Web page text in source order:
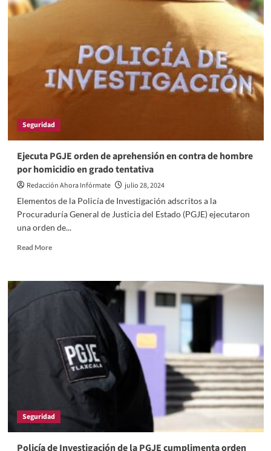
proceso
solo
fue
Seguridad
Ejecuta PGJE orden de aprehensión en contra de hombre
por homicidio en grado tentativa
Redacción Ahora Infórmate
julio 28, 2024
Elementos de la Policía de Investigación adscritos a la
Procuraduría General de Justicia del Estado (PGJE) ejecutaron
una orden de...
Read MoreRead
Ejecuta
PGJE
en
contra
hombre
homicidio
grado
Seguridad
Policía de Investigación de la PGJE cumplimenta orden